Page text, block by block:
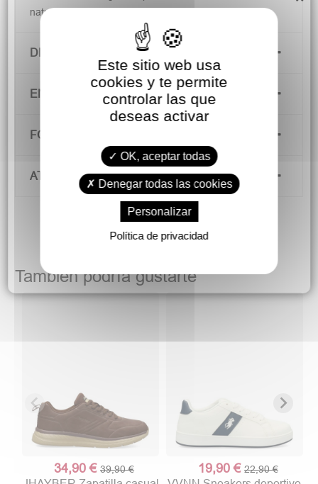
naturalidad.
DETALLES DEL PRODUCTO
ENVÍOS Y DEVOLUCIONES
FORMAS DE PAGO
ATENCIÓN AL CLIENTE
También podría gustarte
34,90 €39,90 € 19,90 € 22,90 €
Este sitio web usa
cookies y te permite
controlar las que
deseas activar
OK, aceptar todas
Denegar todas las cookies
Personalizar
Política de privacidad